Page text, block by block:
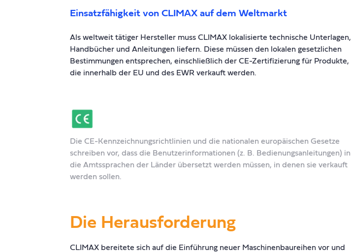
Einsatzfähigkeit von CLIMAX auf dem Weltmarkt
Als weltweit tätiger Hersteller muss CLIMAX lokalisierte technische Unterlagen,
Handbücher und Anleitungen liefern. Diese müssen den lokalen gesetzlichen
Bestimmungen entsprechen, einschließlich der CE-Zertifizierung für Produkte,
die innerhalb der EU und des EWR verkauft werden.
Die CE-Kennzeichnungsrichtlinien und die nationalen europäischen Gesetze
schreiben vor, dass die Benutzerinformationen (z. B. Bedienungsanleitungen) in
die Amtssprachen der Länder übersetzt werden müssen, in denen sie verkauft
werden sollen.
Die Herausforderung
CLIMAX bereitete sich auf die Einführung neuer Maschinenbaureihen vor und